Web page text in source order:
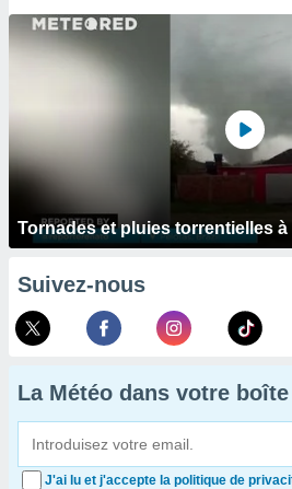
Tornades et pluies torrentielles à
Suivez-nous
La Météo dans votre boîte
J'ai lu et j'accepte la politique de